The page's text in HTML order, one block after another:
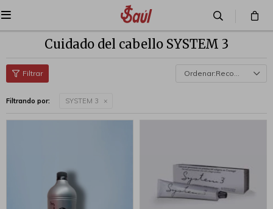

Cuidado del cabello SYSTEM 3
Recomendados
Filtrando por: SYSTEM 3